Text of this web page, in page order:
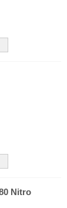
Nitro